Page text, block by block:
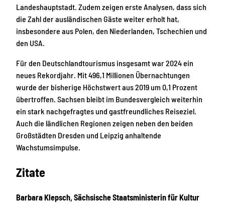
Landeshauptstadt. Zudem zeigen erste Analysen, dass sich
die Zahl der ausländischen Gäste weiter erholt hat,
insbesondere aus Polen, den Niederlanden, Tschechien und
den USA.
Für den Deutschlandtourismus insgesamt war 2024 ein
neues Rekordjahr. Mit 496,1 Millionen Übernachtungen
wurde der bisherige Höchstwert aus 2019 um 0,1 Prozent
übertroffen. Sachsen bleibt im Bundesvergleich weiterhin
ein stark nachgefragtes und gastfreundliches Reiseziel.
Auch die ländlichen Regionen zeigen neben den beiden
Großstädten Dresden und Leipzig anhaltende
Wachstumsimpulse.
Zitate
Barbara Klepsch, Sächsische Staatsministerin für Kultur